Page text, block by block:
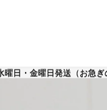
曜日・金曜日発送（お急ぎ
曜日・金曜日発送（お急ぎ